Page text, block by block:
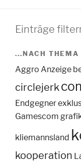
Einträge
...NACH THEMA
Aggro Anzeige
circlejerk
Endgegner
Gamescom
kliemannsland
kooperation